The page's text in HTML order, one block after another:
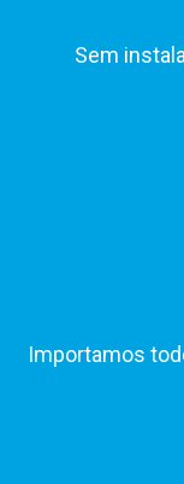
Sem
Importamos